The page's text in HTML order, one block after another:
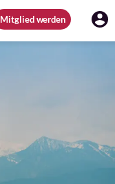
Mitglied werden